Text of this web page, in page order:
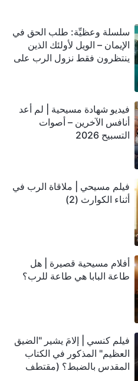
سلسلة وعظيِّة: طلب الحق في
الإيمان – الويل لأولئك الذين
ينتظرون فقط نزول الرب على
فيديو شهادة مسيحية | لم أعد
أنافس الآخرين – أصوات
التسبيح 2026
فيلم مسيحي | ملاقاة الرب في
أثناء الكوارث (2)
أفلام مسيحية قصيرة | هل
طاعة البابا هي طاعة للرب؟
فيلم كنسي | إلامَ يشير "الضيق
العظيم" المذكور في الكتاب
المقدس بالضبط؟ (مقتطف